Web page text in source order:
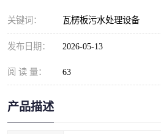
关键词： 瓦楞板污水处理设备
发布日期： 2026-05-13
阅 读 量： 63
产品描述